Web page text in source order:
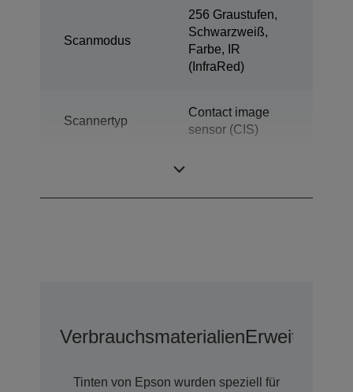
Scanmodus
256 Graustufen,
Schwarzweiß,
Farbe, IR
(InfraRed)
Scannertyp
Contact image
sensor (CIS)
VerbrauchsmaterialienErweiterter
Tinten von Epson wurden speziell für